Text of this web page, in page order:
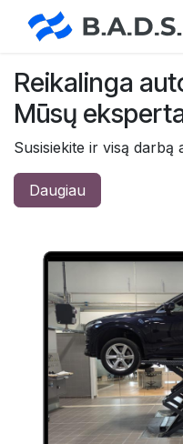
Skip to Content
Reikalinga
Mūsų
Susisiekite ir visą darbą
Daugiau